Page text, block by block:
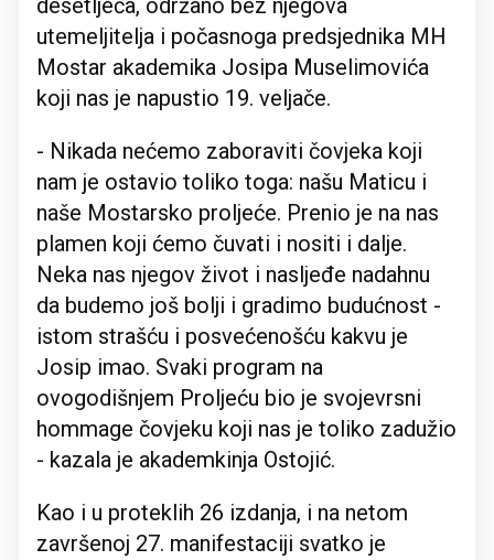
desetljeća, održano bez njegova
utemeljitelja i počasnoga predsjednika MH
Mostar akademika Josipa Muselimovića
koji nas je napustio 19. veljače.
- Nikada nećemo zaboraviti čovjeka koji
nam je ostavio toliko toga: našu Maticu i
naše Mostarsko proljeće. Prenio je na nas
plamen koji ćemo čuvati i nositi i dalje.
Neka nas njegov život i nasljeđe nadahnu
da budemo još bolji i gradimo budućnost -
istom strašću i posvećenošću kakvu je
Josip imao. Svaki program na
ovogodišnjem Proljeću bio je svojevrsni
hommage čovjeku koji nas je toliko zadužio
- kazala je akademkinja Ostojić.
Kao i u proteklih 26 izdanja, i na netom
završenoj 27. manifestaciji svatko je